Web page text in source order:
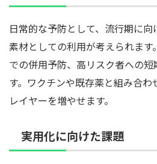
日常的な予防として、流行期に
素材としての利用が考えられま
での併用予防、高リスク者への
す。ワクチンや既存薬と組み合
レイヤーを増やせます。
実用化に向けた課題